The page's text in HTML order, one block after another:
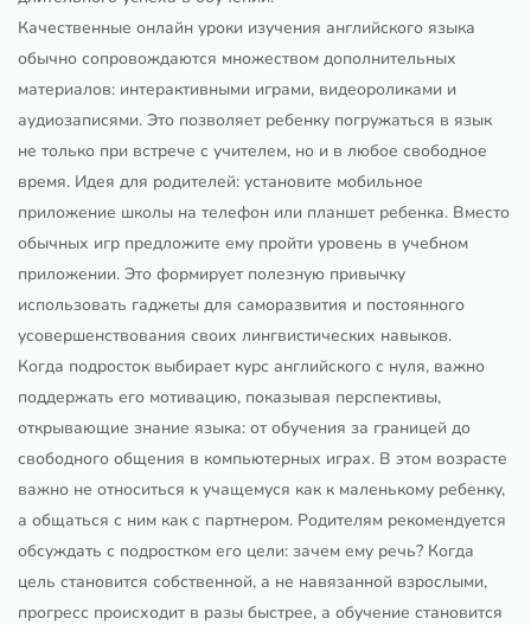
Качественные онлайн уроки изучения английского языка
обычно сопровождаются множеством дополнительных
материалов: интерактивными играми, видеороликами и
аудиозаписями. Это позволяет ребенку погружаться в язык
не только при встрече с учителем, но и в любое свободное
время. Идея для родителей: установите мобильное
приложение школы на телефон или планшет ребенка. Вместо
обычных игр предложите ему пройти уровень в учебном
приложении. Это формирует полезную привычку
использовать гаджеты для саморазвития и постоянного
усовершенствования своих лингвистических навыков.
Когда подросток выбирает курс английского с нуля, важно
поддержать его мотивацию, показывая перспективы,
открывающие знание языка: от обучения за границей до
свободного общения в компьютерных играх. В этом возрасте
важно не относиться к учащемуся как к маленькому ребенку,
а общаться с ним как с партнером. Родителям рекомендуется
обсуждать с подростком его цели: зачем ему речь? Когда
цель становится собственной, а не навязанной взрослыми,
прогресс происходит в разы быстрее, а обучение становится